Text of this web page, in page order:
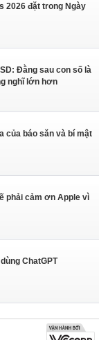
2026 đặt trong Ngày
Đằng sau con số là
nghĩ lớn hơn
của báo săn và bí mật
phải cảm ơn Apple vì
ChatGPT